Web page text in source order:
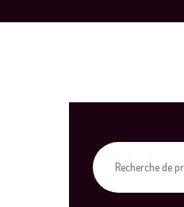
Recherche
pour :